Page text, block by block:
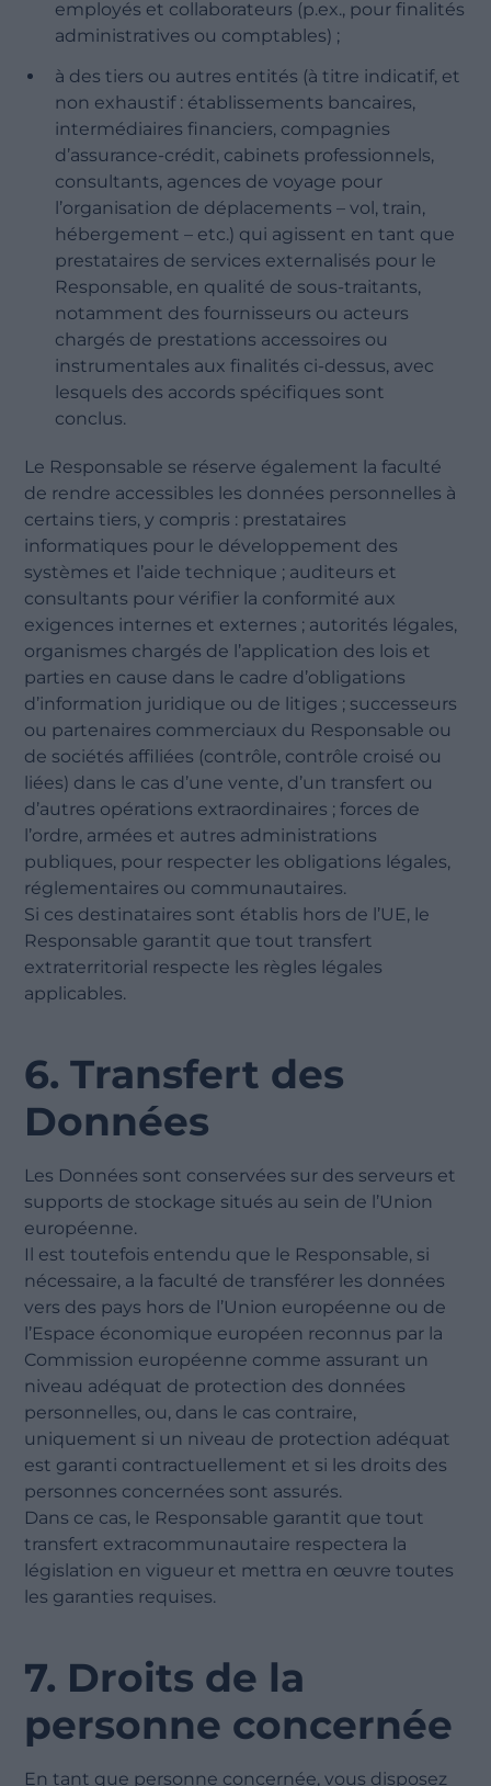
employés et collaborateurs (p.ex., pour finalités
administratives ou comptables) ;
à des tiers ou autres entités (à titre indicatif, et
non exhaustif : établissements bancaires,
intermédiaires financiers, compagnies
d’assurance-crédit, cabinets professionnels,
consultants, agences de voyage pour
l’organisation de déplacements – vol, train,
hébergement – etc.) qui agissent en tant que
prestataires de services externalisés pour le
Responsable, en qualité de sous-traitants,
notamment des fournisseurs ou acteurs
chargés de prestations accessoires ou
instrumentales aux finalités ci-dessus, avec
lesquels des accords spécifiques sont
conclus.
Le Responsable se réserve également la faculté
de rendre accessibles les données personnelles à
certains tiers, y compris : prestataires
informatiques pour le développement des
systèmes et l’aide technique ; auditeurs et
consultants pour vérifier la conformité aux
exigences internes et externes ; autorités légales,
organismes chargés de l’application des lois et
parties en cause dans le cadre d’obligations
d’information juridique ou de litiges ; successeurs
ou partenaires commerciaux du Responsable ou
de sociétés affiliées (contrôle, contrôle croisé ou
liées) dans le cas d’une vente, d’un transfert ou
d’autres opérations extraordinaires ; forces de
l’ordre, armées et autres administrations
publiques, pour respecter les obligations légales,
réglementaires ou communautaires.
Si ces destinataires sont établis hors de l’UE, le
Responsable garantit que tout transfert
extraterritorial respecte les règles légales
applicables.
6. Transfert des
Données
Les Données sont conservées sur des serveurs et
supports de stockage situés au sein de l’Union
européenne.
Il est toutefois entendu que le Responsable, si
nécessaire, a la faculté de transférer les données
vers des pays hors de l’Union européenne ou de
l’Espace économique européen reconnus par la
Commission européenne comme assurant un
niveau adéquat de protection des données
personnelles, ou, dans le cas contraire,
uniquement si un niveau de protection adéquat
est garanti contractuellement et si les droits des
personnes concernées sont assurés.
Dans ce cas, le Responsable garantit que tout
transfert extracommunautaire respectera la
législation en vigueur et mettra en œuvre toutes
les garanties requises.
7. Droits de la
personne concernée
En tant que personne concernée, vous disposez